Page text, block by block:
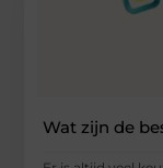
Wat zijn de